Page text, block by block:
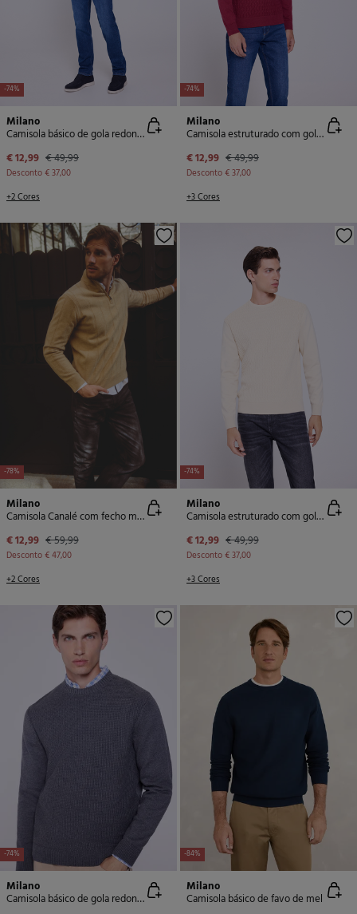
-74%
Milano
Camisola básico de gola redonda
€ 12,99 € 49,99
Desconto€ 37,00
+2 Cores
-74%
Milano
Camisola estruturado com gola redonda
€ 12,99 € 49,99
Desconto€ 37,00
+3 Cores
-78%
Milano
Camisola Canalé com fecho médio
€ 12,99 € 59,99
Desconto€ 47,00
+2 Cores
-74%
Milano
Camisola estruturado com gola redonda
€ 12,99 € 49,99
Desconto€ 37,00
+3 Cores
-74%
Milano
Camisola básico de gola redonda
-84%
Milano
Camisola básico de favo de mel